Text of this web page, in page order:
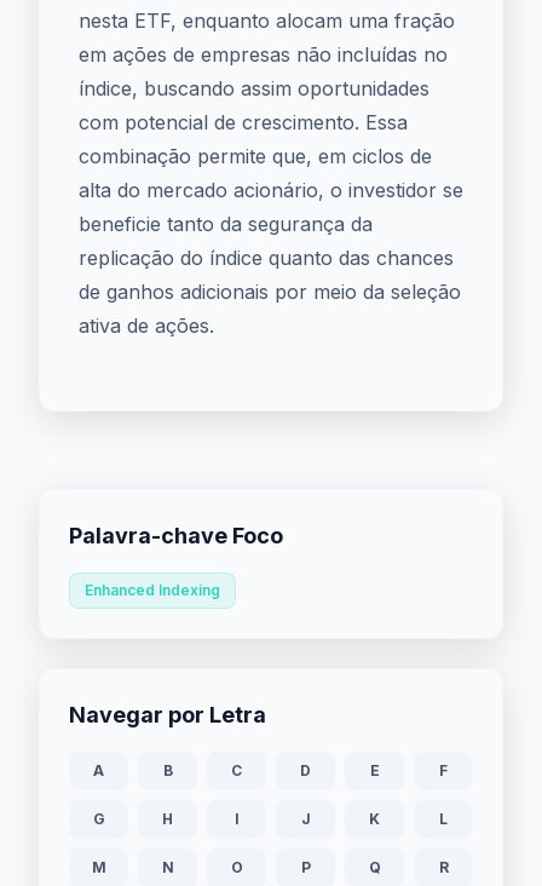
nesta ETF, enquanto alocam uma fração
em ações de empresas não incluídas no
índice, buscando assim oportunidades
com potencial de crescimento. Essa
combinação permite que, em ciclos de
alta do mercado acionário, o investidor se
beneficie tanto da segurança da
replicação do índice quanto das chances
de ganhos adicionais por meio da seleção
ativa de ações.
Palavra-chave Foco
Enhanced Indexing
Navegar por Letra
A B C D E F
G H I J K L
M N O P Q R